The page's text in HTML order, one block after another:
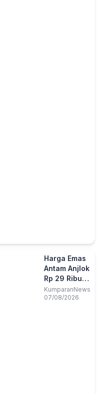
Harga Emas
Antam Anjlok
Rp 29 Ribu
Jadi Rp 2,65
Juta/Gram,
KumparanNews
07/08/2026